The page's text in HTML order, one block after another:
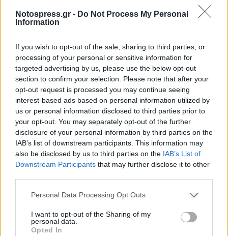
Notospress.gr - Do Not Process My Personal
Information
If you wish to opt-out of the sale, sharing to third parties, or
processing of your personal or sensitive information for
targeted advertising by us, please use the below opt-out
section to confirm your selection. Please note that after your
opt-out request is processed you may continue seeing
interest-based ads based on personal information utilized by
us or personal information disclosed to third parties prior to
your opt-out. You may separately opt-out of the further
disclosure of your personal information by third parties on the
IAB’s list of downstream participants. This information may
also be disclosed by us to third parties on the IAB’s List of
Downstream Participants that may further disclose it to other
Personal Data Processing Opt Outs
I want to opt-out of the Sharing of my
personal data.
Opted In
Δυτική Μάνη: Συνεχίζονται οι
προφεστιβαλικές δράσεις του 3ου Kardamili
Art Doc Festival
05/08/2026 20:32